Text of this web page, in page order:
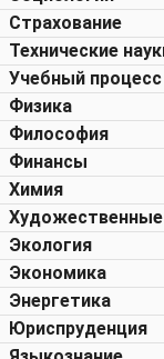
Страхование
Технические
Учебный процесс
Физика
Философия
Финансы
Химия
Художественные
Экология
Экономика
Энергетика
Юриспруденция